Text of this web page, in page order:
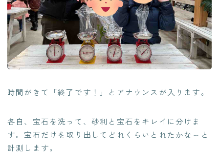
時間がきて「終了です！」とアナウンスが入ります。
各自、宝石を洗って、砂利と宝石をキレイに分けま
す。宝石だけを取り出してどれくらいとれたかな～と
計測します。